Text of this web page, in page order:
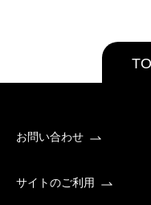
お問い合わせ
サイトのご利用